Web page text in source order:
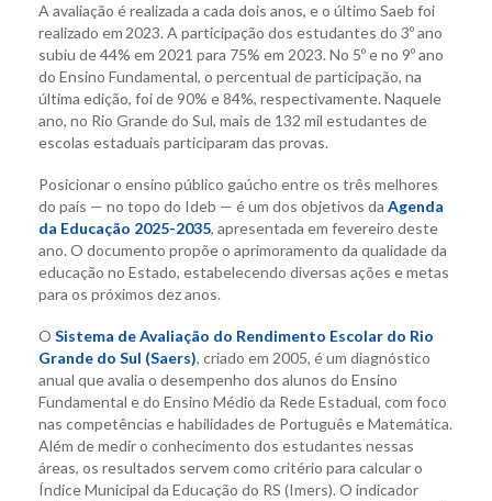
A avaliação é realizada a cada dois anos, e o último Saeb foi
realizado em 2023. A participação dos estudantes do 3º ano
subiu de 44% em 2021 para 75% em 2023. No 5º e no 9º ano
do Ensino Fundamental, o percentual de participação, na
última edição, foi de 90% e 84%, respectivamente. Naquele
ano, no Rio Grande do Sul, mais de 132 mil estudantes de
escolas estaduais participaram das provas.
Posicionar o ensino público gaúcho entre os três melhores
do país — no topo do Ideb — é um dos objetivos da Agenda
da Educação 2025-2035, apresentada em fevereiro deste
ano. O documento propõe o aprimoramento da qualidade da
educação no Estado, estabelecendo diversas ações e metas
para os próximos dez anos.
O Sistema de Avaliação do Rendimento Escolar do Rio
Grande do Sul (Saers), criado em 2005, é um diagnóstico
anual que avalia o desempenho dos alunos do Ensino
Fundamental e do Ensino Médio da Rede Estadual, com foco
nas competências e habilidades de Português e Matemática.
Além de medir o conhecimento dos estudantes nessas
áreas, os resultados servem como critério para calcular o
Índice Municipal da Educação do RS (Imers). O indicador